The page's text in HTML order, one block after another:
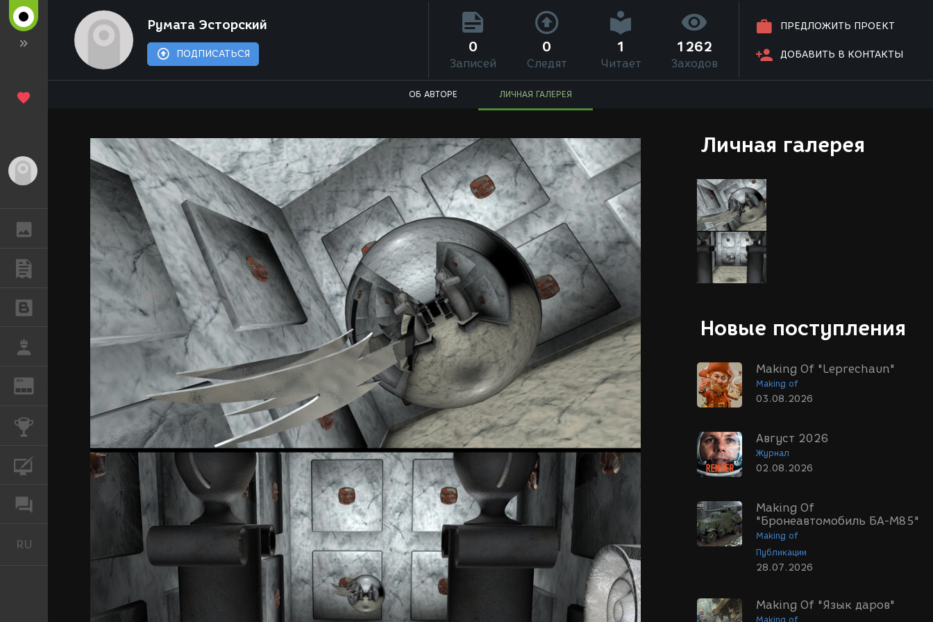
ПУБЛИКАЦИИ
REN
RU
Румата Эсторский
ПОДПИСАТЬСЯ
ПРЕДЛОЖИТЬ ПРОЕКТ
ДОБАВИТЬ В КОНТАКТЫ
0
Записей
0
Следят
1
Читает
1262
Заходов
ОБ АВТОРЕ ЛИЧНАЯ ГАЛЕРЕЯ
Личная галерея
Новые поступления
Making Of "Leprechaun"
Making of
03.08.2026
Август 2026
Журнал
02.08.2026
Making Of
"Бронеавтомобиль БА-М85"
Making of
Публикации
28.07.2026
Making Of "Язык даров"
Making of